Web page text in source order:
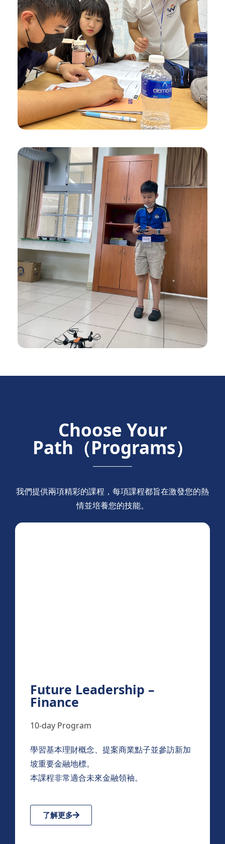
Choose Your
Path（Programs）
我們提供兩項精彩的課程，每項課程都旨在激發您的熱
情並培養您的技能。
Future Leadership –
Finance
10-day Program
學習基本理財概念、提案商業點子並參訪新加
坡重要金融地標。
本課程非常適合未來金融領袖。
了解更多